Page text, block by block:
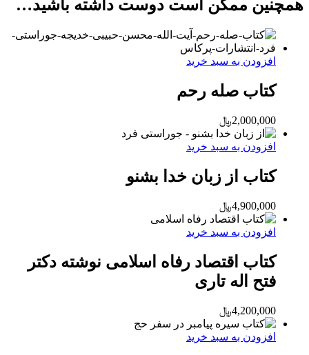
همچنین ممکن است دوست داشته باشید…
افزودن به سبد خرید
کتاب صله رحم
2,000,000﷼
افزودن به سبد خرید
کتاب از زبان خدا بشنو
4,900,000﷼
افزودن به سبد خرید
کتاب اقتصاد رفاه اسلامی نوشته دکتر
فتح اله تاری
4,200,000﷼
افزودن به سبد خرید